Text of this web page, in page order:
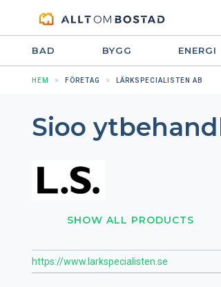
BAD BYGG ENERGI
HEM FÖRETAG LÄRKSPECIALISTEN AB
Sioo
SHOW ALL PRODUCTS
https://www.larkspecialisten.se